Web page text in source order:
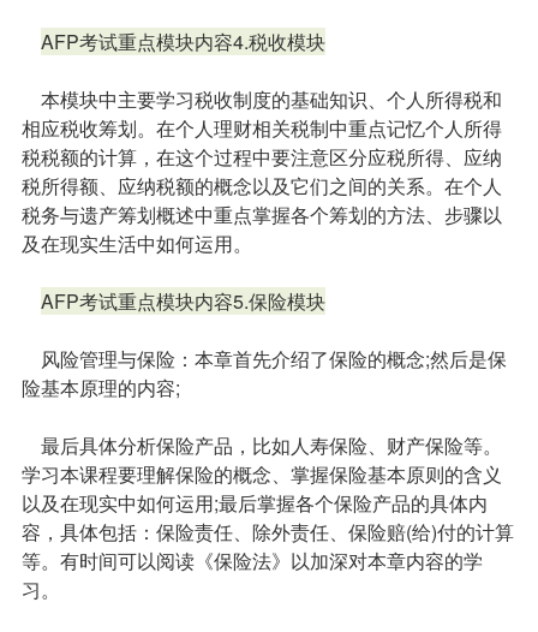
AFP考试重点模块内容4.税收模块
本模块中主要学习税收制度的基础知识、个人所得税和
相应税收筹划。在个人理财相关税制中重点记忆个人所得
税税额的计算，在这个过程中要注意区分应税所得、应纳
税所得额、应纳税额的概念以及它们之间的关系。在个人
税务与遗产筹划概述中重点掌握各个筹划的方法、步骤以
及在现实生活中如何运用。
AFP考试重点模块内容5.保险模块
风险管理与保险：本章首先介绍了保险的概念;然后是保
险基本原理的内容;
最后具体分析保险产品，比如人寿保险、财产保险等。
学习本课程要理解保险的概念、掌握保险基本原则的含义
以及在现实中如何运用;最后掌握各个保险产品的具体内
容，具体包括：保险责任、除外责任、保险赔(给)付的计算
等。有时间可以阅读《保险法》以加深对本章内容的学
习。